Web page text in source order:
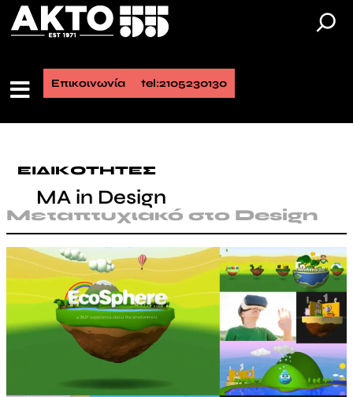
Μετάβαση
στο
περιεχόμενο
Επικοινωνία tel:2105230130
ΕΙΔΙΚΟΤΗΤΕΣ
MA in Design
Μεταπτυχιακό στο Design